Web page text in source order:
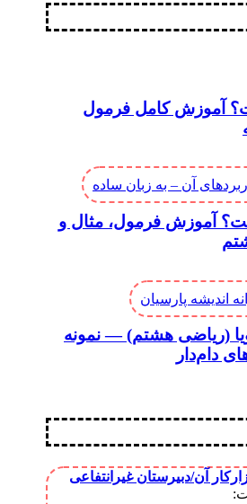
آموزش کامل فرمول
آموزش فرمول، مثال و
(ریاضی هشتم) — نمونه
دام‌دار
آن/دبیرستان غیرانتفاعی